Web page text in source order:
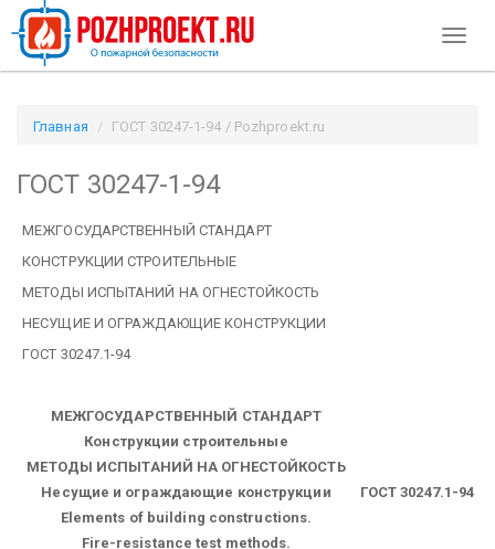
Главная ГОСТ 30247-1-94 / Pozhproekt.ru
ГОСТ 30247-1-94
МЕЖГОСУДАРСТВЕННЫЙ СТАНДАРТ
КОНСТРУКЦИИ СТРОИТЕЛЬНЫЕ
МЕТОДЫ ИСПЫТАНИЙ НА ОГНЕСТОЙКОСТЬ
НЕСУЩИЕ И ОГРАЖДАЮЩИЕ КОНСТРУКЦИИ
ГОСТ 30247.1-94
МЕЖГОСУДАРСТВЕННЫЙ СТАНДАРТ
Конструкции строительные
МЕТОДЫ ИСПЫТАНИЙ НА ОГНЕСТОЙКОСТЬ
Несущие и ограждающие конструкции
ГОСТ 30247.1-94
Elements of building constructions.
Fire-resistance test methods.